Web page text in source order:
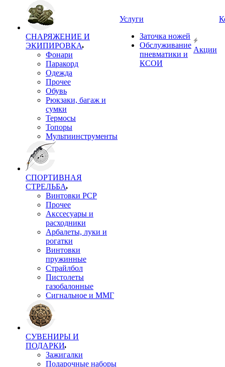
СНАРЯЖЕНИЕ И
ЭКИПИРОВКА
Фонари
Паракорд
Одежда
Прочее
Обувь
Рюкзаки, багаж и
сумки
Термосы
Топоры
Мультиинструменты
СПОРТИВНАЯ
СТРЕЛЬБА
Винтовки PCP
Прочее
Акссесуары и
расходники
Арбалеты, луки и
рогатки
Винтовки
пружинные
Страйлбол
Пистолеты
газобалонные
Сигнальное и ММГ
СУВЕНИРЫ И
ПОДАРКИ
Зажигалки
Подарочные наборы
Услуги
Заточка ножей
Обслуживание
пневматики и
КСОИ
Акции